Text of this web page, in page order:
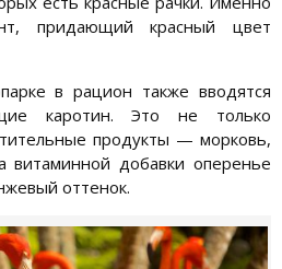
придающий красный цвет
в рацион также вводятся
каротин. Это не только
продукты — морковь,
витаминной добавки оперенье
оттенок.